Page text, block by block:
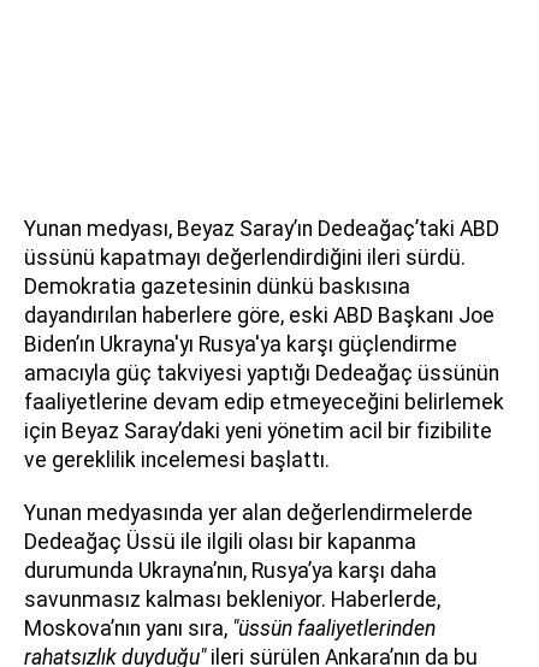
Yunan medyası, Beyaz Saray’ın Dedeağaç’taki ABD
üssünü kapatmayı değerlendirdiğini ileri sürdü.
Demokratia gazetesinin dünkü baskısına
dayandırılan haberlere göre, eski ABD Başkanı Joe
Biden’ın Ukrayna'yı Rusya'ya karşı güçlendirme
amacıyla güç takviyesi yaptığı Dedeağaç üssünün
faaliyetlerine devam edip etmeyeceğini belirlemek
için Beyaz Saray’daki yeni yönetim acil bir fizibilite
ve gereklilik incelemesi başlattı.
Yunan medyasında yer alan değerlendirmelerde
Dedeağaç Üssü ile ilgili olası bir kapanma
durumunda Ukrayna’nın, Rusya’ya karşı daha
savunmasız kalması bekleniyor. Haberlerde,
Moskova’nın yanı sıra, "üssün faaliyetlerinden
rahatsızlık duyduğu"ileri sürülen Ankara’nın da bu